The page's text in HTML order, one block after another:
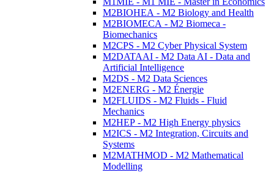
M2BIOHEA - M2 Biology and Health
M2BIOMECA - M2 Biomeca -
Biomechanics
M2CPS - M2 Cyber Physical System
M2DATAAI - M2 Data AI - Data and
Artificial Intelligence
M2DS - M2 Data Sciences
M2ENERG - M2 Énergie
M2FLUIDS - M2 Fluids - Fluid
Mechanics
M2HEP - M2 High Energy physics
M2ICS - M2 Integration, Circuits and
Systems
M2MATHMOD - M2 Mathematical
Modelling